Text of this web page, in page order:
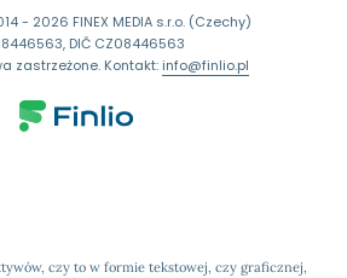
czy to w formie tekstowej, czy graficznej,
- 2026 FINEX MEDIA s.r.o. (Czechy)
DIČ CZ08446563
zastrzeżone. Kontakt:info@finlio.pl